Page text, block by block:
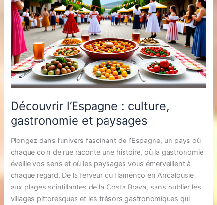
Découvrir l’Espagne : culture,
gastronomie et paysages
Plongez dans l’univers fascinant de l’Espagne, un pays où
chaque coin de rue raconte une histoire, où la gastronomie
éveille vos sens et où les paysages vous émerveillent à
chaque regard. De la ferveur du flamenco en Andalousie
aux plages scintillantes de la Costa Brava, sans oublier les
villages pittoresques et les trésors gastronomiques qui